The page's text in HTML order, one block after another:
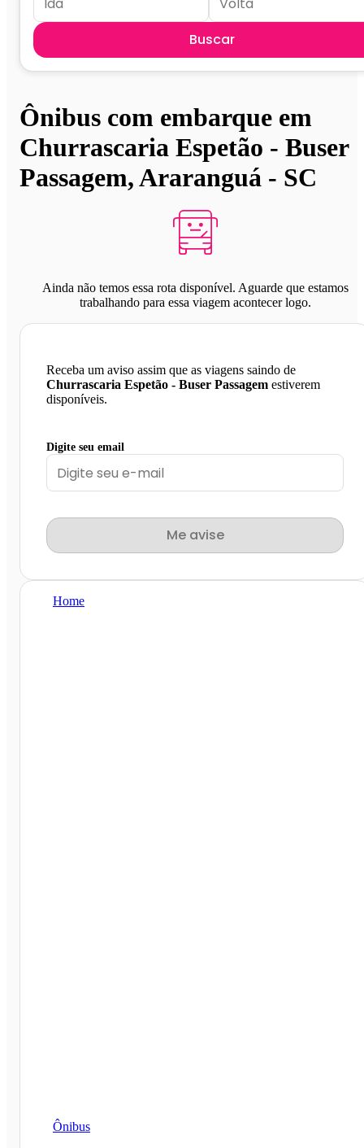
Buscar
Ônibus com embarque em
Churrascaria Espetão - Buser
Passagem, Araranguá - SC
Ainda não temos essa rota disponível. Aguarde que estamos
trabalhando para essa viagem acontecer logo.
Receba um aviso assim que as viagens saindo de
Churrascaria Espetão - Buser Passagem estiverem
disponíveis.
Digite seu email
Me avise
Home
Ônibus